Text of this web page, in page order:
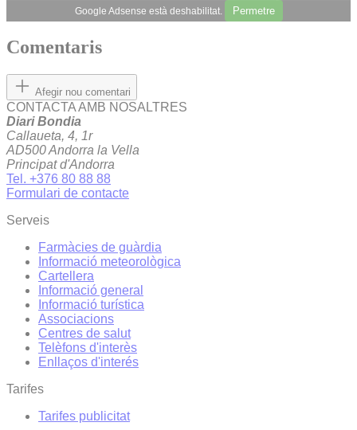
Google Adsense està deshabilitat. Permetre
Comentaris
Afegir nou comentari
CONTACTA AMB NOSALTRES
Diari Bondia
Callaueta, 4, 1r
AD500 Andorra la Vella
Principat d'Andorra
Tel. +376 80 88 88
Formulari de contacte
Serveis
Farmàcies de guàrdia
Informació meteorològica
Cartellera
Informació general
Informació turística
Associacions
Centres de salut
Telèfons d'interès
Enllaços d'interés
Tarifes
Tarifes publicitat